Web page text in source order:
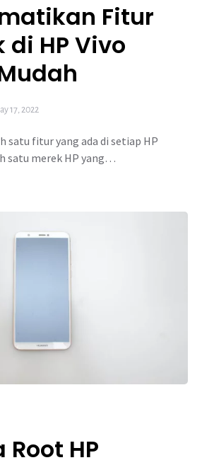
Fitur
HP Vivo
17, 2022
satu fitur yang ada di setiap HP
satu merek HP yang…
Root HP